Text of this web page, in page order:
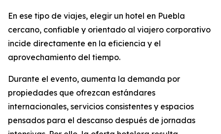
En ese tipo de viajes, elegir un hotel en Puebla
cercano, confiable y orientado al viajero corporativo
incide directamente en la eficiencia y el
aprovechamiento del tiempo.
Durante el evento, aumenta la demanda por
propiedades que ofrezcan estándares
internacionales, servicios consistentes y espacios
pensados para el descanso después de jornadas